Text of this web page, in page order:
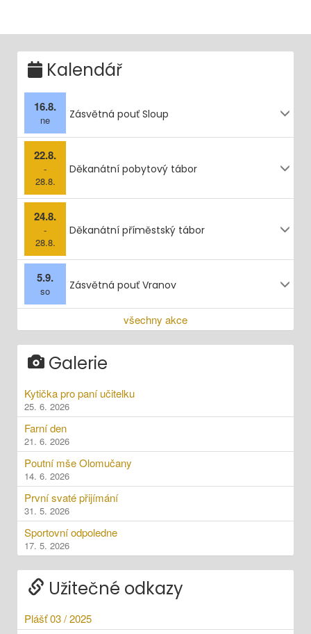
Kalendář
16.8.
ne Zásvětná pouť Sloup
22.8.
-
28.8.
Děkanátní pobytový tábor
24.8.
-
28.8.
Děkanátní příměstský tábor
5.9.
so Zásvětná pouť Vranov
všechny akce
Galerie
Kytička pro paní učitelku
25. 6. 2026
Farní den
21. 6. 2026
Poutní mše Olomučany
14. 6. 2026
První svaté přijímání
31. 5. 2026
Sportovní odpoledne
17. 5. 2026
Užitečné odkazy
Plášť 03 / 2025